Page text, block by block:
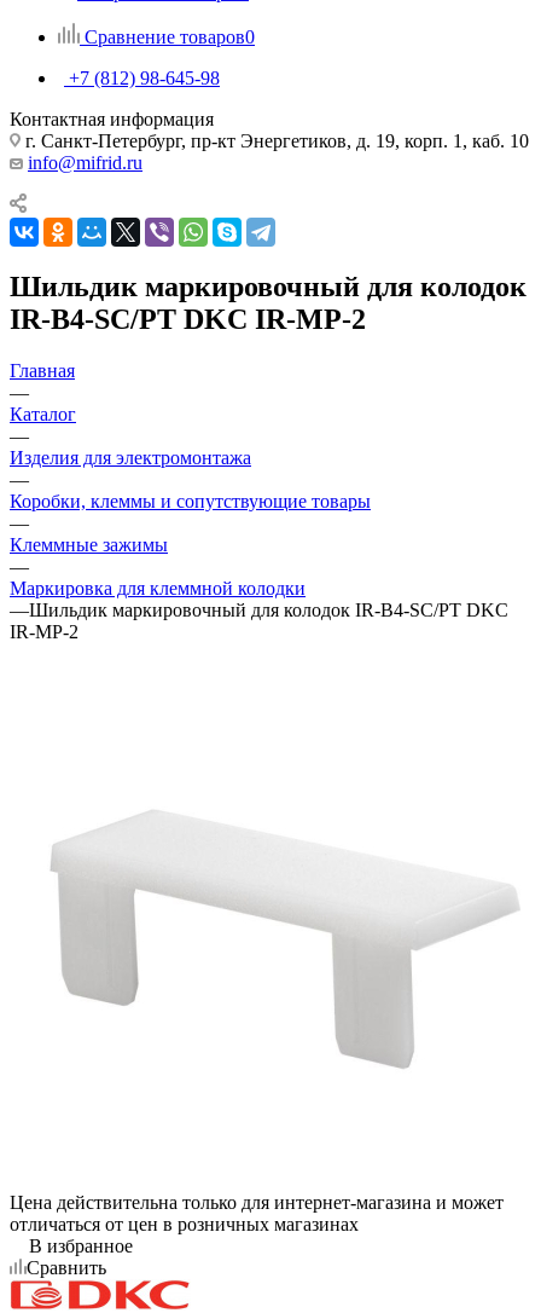
Сравнение товаров0
+7 (812) 98-645-98
Контактная информация
г. Санкт-Петербург, пр-кт Энергетиков, д. 19, корп. 1, каб. 10
info@mifrid.ru
Шильдик маркировочный для колодок
IR-B4-SC/PT DKC IR-MP-2
Главная
—
Каталог
—
Изделия для электромонтажа
—
Коробки, клеммы и сопутствующие товары
—
Клеммные зажимы
—
Маркировка для клеммной колодки
—Шильдик маркировочный для колодок IR-B4-SC/PT DKC
IR-MP-2
Цена действительна только для интернет-магазина и может
отличаться от цен в розничных магазинах
В избранное
Сравнить